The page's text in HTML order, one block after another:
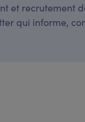
et recrutement
qui informe,